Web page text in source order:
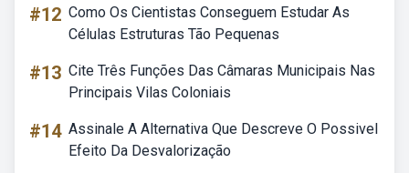
#12 Como Os Cientistas Conseguem Estudar As
Células Estruturas Tão Pequenas
#13 Cite Três Funções Das Câmaras Municipais Nas
Principais Vilas Coloniais
#14 Assinale A Alternativa Que Descreve O Possivel
Efeito Da Desvalorização